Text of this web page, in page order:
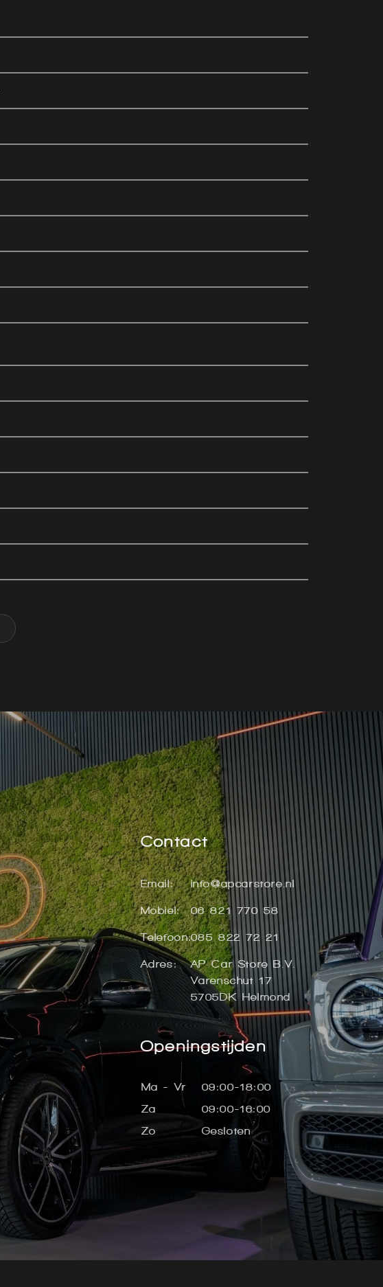
Contact
Email: info@apcarstore.nl
Mobiel: 06 821 770 58
Telefoon:085 822 72 21
Adres:
AP Car Store B.V.
Varenschut 17
5705DK Helmond
Openingstijden
Ma - Vr
09:00-18:00
Za
09:00-16:00
Zo
Gesloten